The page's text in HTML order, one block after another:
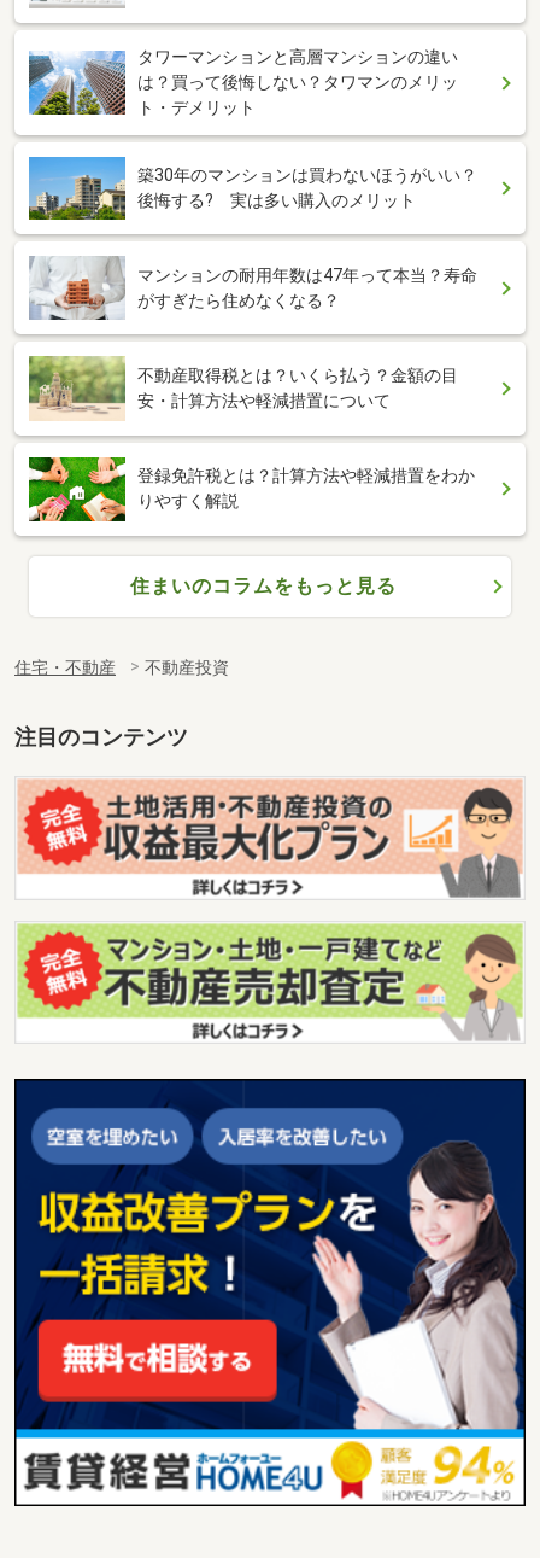
タワーマンションと高層マンションの違い
は？買って後悔しない？タワマンのメリッ
ト・デメリット
築30年のマンションは買わないほうがいい？
後悔する? 実は多い購入のメリット
マンションの耐用年数は47年って本当？寿命
がすぎたら住めなくなる？
不動産取得税とは？いくら払う？金額の目
安・計算方法や軽減措置について
登録免許税とは？計算方法や軽減措置をわか
りやすく解説
住まいのコラムをもっと見る
住宅・不動産 不動産投資
注目のコンテンツ